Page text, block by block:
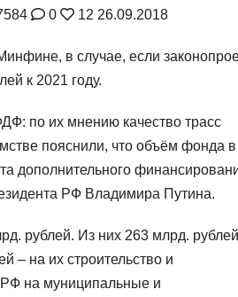
0 12 26.09.2018
в случае, если
к 2021 году.
по их мнению качество трасс
пояснили, что объём фонда в
дополнительного
РФ Владимира Путина.
рублей. Из них 263 млрд. рублей
– на их строительство и
РФ на муниципальные и